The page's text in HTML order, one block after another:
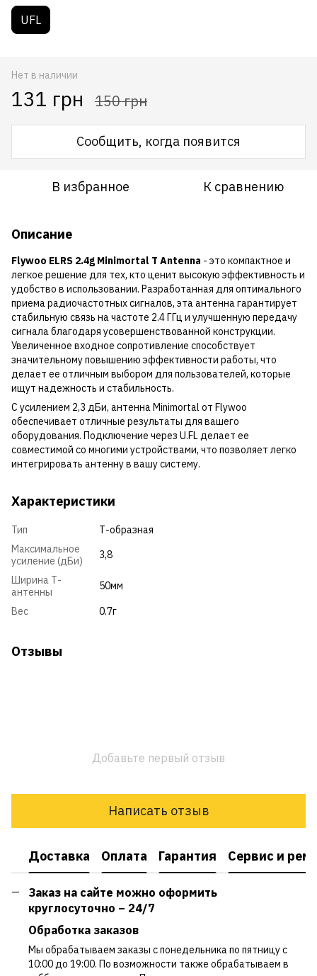
UFL
Нет в наличии
131 грн 150 грн
Сообщить, когда появится
В избранное К сравнению
Описание
Flywoo ELRS 2.4g Minimortal T Antenna - это компактное и
легкое решение для тех, кто ценит высокую эффективность и
удобство в использовании. Разработанная для оптимального
приема радиочастотных сигналов, эта антенна гарантирует
стабильную связь на частоте 2.4 ГГц и улучшенную передачу
сигнала благодаря усовершенствованной конструкции.
Увеличенное входное сопротивление способствует
значительному повышению эффективности работы, что
делает ее отличным выбором для пользователей, которые
ищут надежность и стабильность.
С усилением 2,3 дБи, антенна Minimortal от Flywoo
обеспечивает отличные результаты для вашего
оборудования. Подключение через U.FL делает ее
совместимой со многими устройствами, что позволяет легко
интегрировать антенну в вашу систему.
Характеристики
Тип
Т-образная
Максимальное
усиление (дБи)
3,8
Ширина Т-
антенны
50мм
Вес
0.7г
Отзывы
Добавьте первый отзыв
Написать отзыв
Доставка Оплата Гарантия Сервис и
Заказ на сайте можно оформить
круглосуточно – 24/7
Обработка заказов
Мы обрабатываем заказы с понедельника по пятницу с
10:00 до 19:00. По возможности также обрабатываем в